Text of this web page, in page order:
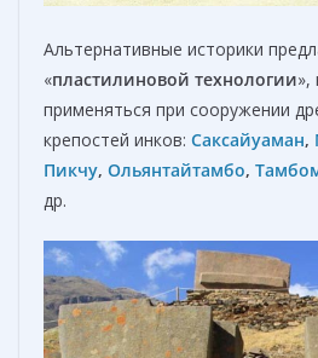
Альтернативные историки
«пластилиновой технологии»,
применяться при сооружении
крепостей инков: Саксайуаман,
Пикчу, Ольянтайтамбо,
др.